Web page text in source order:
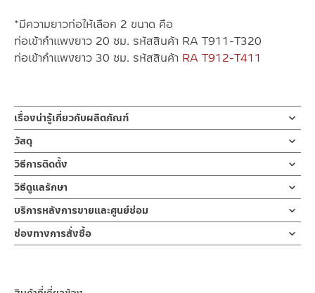
*มีความยาวท่อให้เลือก 2 ขนาด คือ
ท่อเข้ากำแพงยาว 20 ซม. รหัสสินค้า RA T911-T320
ท่อเข้ากำแพงยาว 30 ซม. รหัสสินค้า RA T912-T411
เรื่องน่ารู้เกี่ยวกับผลิตภัณฑ์
ท่อน้ำทิ้งกระปุก ท่อน้ำทิ้งอ่างล้างหน้า ท่อน้ำทิ้งโถปัสสาวะชาย ตัว
กระปุกท่อน้ำทิ้งผลิตจากทองเหลือง ชุบโครเมียม ท่อเข้ากำแพงผลิต
จากทองเหลืองชุบโครเมียม ขนาดยาว 20 ซม. ท่อบนต่อกับสะดือ
อ่างล้างหน้า ขนาดยาว 15 ซม. ส่วนกระปุกสามารถถอดออกเพื่อ เอา
เศษสิ่งอุตตันต่าง ๆ ออกได้
ท่อน้ำทิ้งแบบกระปุก หรือท่อน้ำทิ้งจากอ่างล้างหน้า ท่อน้ำทิ้งจากโถ
ปัสสาวะชาย ผลิตจากทองเหลืองชุบโครเมียม ทนต่อการกัดกร่อน มี
หล่อเลี้ยงในกระปุก ตัวท่อชาร์ปเข้ากำแพงยาว 20 ซม ท่อบนต่อสะดือ
วัสดุ
ท่อต่อสะดือ-ท่อต่อกำแพง
ผลิตจาก สแตนเลส
แหวนล็อค
ผลิตจาก ทองเหลือง
แป้นกำแพง
วิธีการติดตั้ง
คลิ๊กเพื่อดูคู่มือติดตั้ง
วิธีดูแลรักษา
คำแนะนำในการดูแลรักษาผลิตภัณฑ์
1. ไม่ทำสินค้าให้เกิดความเสียหายอื่น ๆ นอกจากการใช้งานปกติ เช่นไม่
ทำตก ไม่งัดหรือโยกสินค้าแรงๆ
2. ทำความสะอาดสินค้าโดยการใช้ผ้านุ่มๆชุบน้ำหมาดๆแล้วเช็ดให้แห้ง
บริการหลังการขายและศูนย์ซ่อม
ช่องทางออนไลน์
– Email: contact@charnpaiboon.com
ช่องทางการสั่งซื้อ